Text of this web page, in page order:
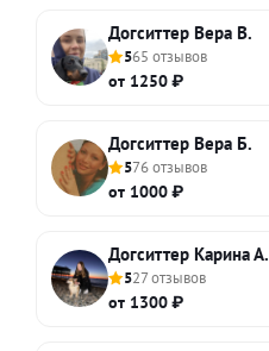
Догситтер Вера В.
565 отзывов
от 1250 ₽
Догситтер Вера Б.
576 отзывов
от 1000 ₽
Догситтер Карина А.
527 отзывов
от 1300 ₽